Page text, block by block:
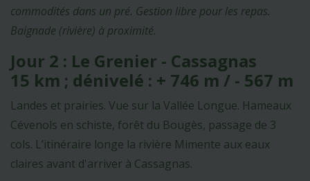
commodités dans un pré. Gestion libre pour les repas.
Baignade (rivière) à proximité.
Jour 2 : Le Grenier - Cassagnas
15 km ; dénivelé : + 746 m / - 567 m
Landes et prairies. Vue sur la Vallée Longue. Hameaux
Cévenols en schiste, forêt du Bougès, passage de 3
cols. L’itinéraire longe la rivière Mimente aux eaux
claires avant d'arriver à Cassagnas.